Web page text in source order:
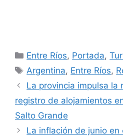
Categorías
Entre Ríos, Portada,
Etiquetas
Argentina, Entre Ríos,
La provincia impulsa la
registro de alojamientos
Salto Grande
La inflación de junio en